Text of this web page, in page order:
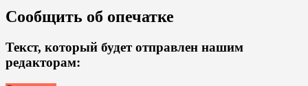
Сообщить об опечатке
Текст, который будет отправлен нашим
редакторам: